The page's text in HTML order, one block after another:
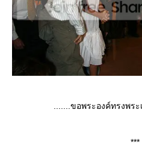
.......ขอพระองค์ทรงพร
***